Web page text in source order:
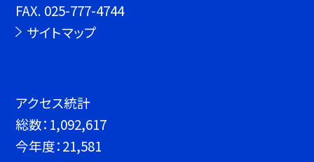
FAX. 025-777-4744
サイトマップ
アクセス統計
総数： 1,092,617
今年度：21,581